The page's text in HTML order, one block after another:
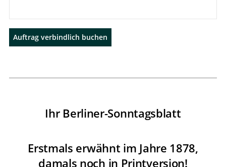
Auftrag verbindlich buchen
Ihr Berliner-Sonntagsblatt
Erstmals erwähnt im Jahre 1878,
damals noch in Printversion!